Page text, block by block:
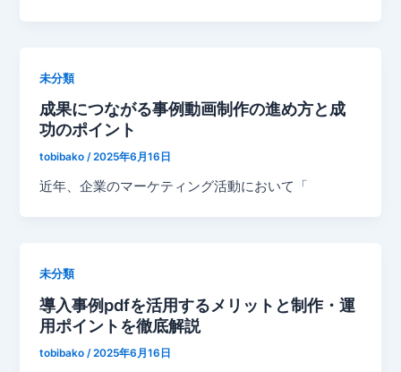
未分類
成果につながる事例動画制作の進め方と成
功のポイント
tobibako/2025年6月16日
近年、企業のマーケティング活動において「
未分類
導入事例pdfを活用するメリットと制作・運
用ポイントを徹底解説
tobibako /2025年6月16日